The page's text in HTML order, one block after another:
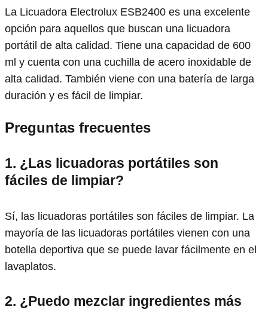
La Licuadora Electrolux ESB2400 es una excelente
opción para aquellos que buscan una licuadora
portátil de alta calidad. Tiene una capacidad de 600
ml y cuenta con una cuchilla de acero inoxidable de
alta calidad. También viene con una batería de larga
duración y es fácil de limpiar.
Preguntas frecuentes
1. ¿Las licuadoras portátiles son
fáciles de limpiar?
Sí, las licuadoras portátiles son fáciles de limpiar. La
mayoría de las licuadoras portátiles vienen con una
botella deportiva que se puede lavar fácilmente en el
lavaplatos.
2. ¿Puedo mezclar ingredientes más